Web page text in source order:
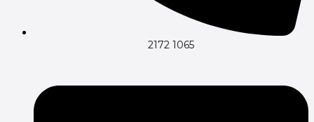
2172 1065